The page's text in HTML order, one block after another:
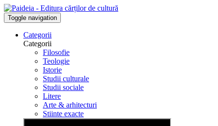
Toggle navigation
Categorii
Categorii
Filosofie
Teologie
Istorie
Studii culturale
Studii sociale
Litere
Arte & arhitecturi
Stiinte exacte